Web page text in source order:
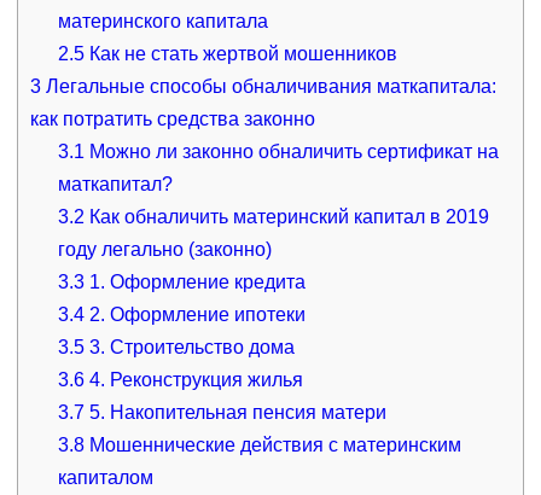
материнского капитала
2.5 Как не стать жертвой мошенников
3Легальные способы обналичивания маткапитала:
как потратить средства законно
3.1 Можно ли законно обналичить сертификат на
маткапитал?
3.2 Как обналичить материнский капитал в 2019
году легально (законно)
3.3 1. Оформление кредита
3.4 2. Оформление ипотеки
3.5 3. Строительство дома
3.6 4. Реконструкция жилья
3.7 5. Накопительная пенсия матери
3.8 Мошеннические действия с материнским
капиталом